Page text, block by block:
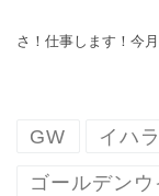
さ！仕事します！今
GW イハ
ゴールデンウ